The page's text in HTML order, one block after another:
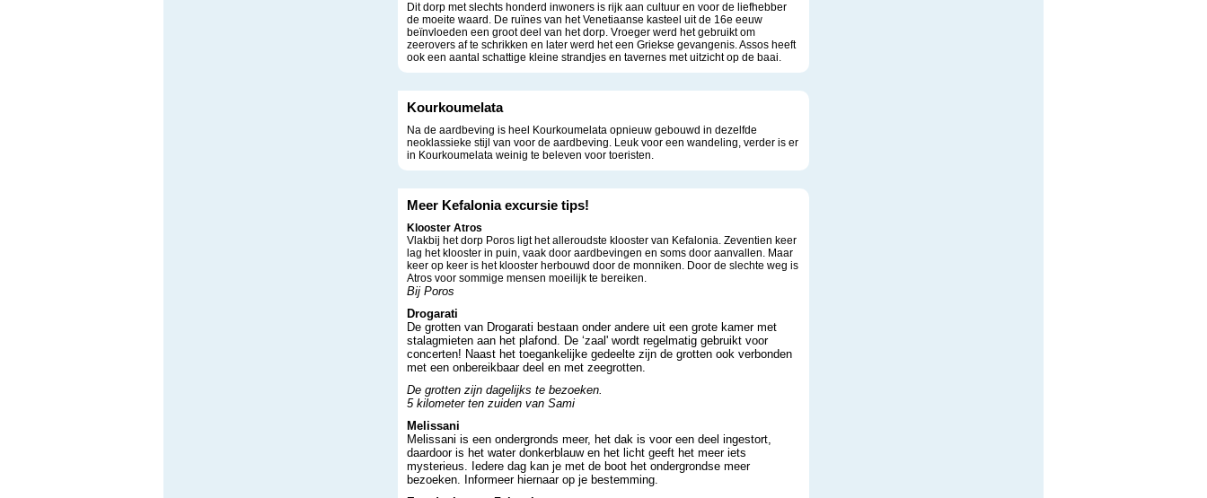
Dit dorp met slechts honderd inwoners is rijk aan cultuur en voor de liefhebber
de moeite waard. De ruïnes van het Venetiaanse kasteel uit de 16e eeuw
beïnvloeden een groot deel van het dorp. Vroeger werd het gebruikt om
zeerovers af te schrikken en later werd het een Griekse gevangenis. Assos heeft
ook een aantal schattige kleine strandjes en tavernes met uitzicht op de baai.
Kourkoumelata
Na de aardbeving is heel Kourkoumelata opnieuw gebouwd in dezelfde
neoklassieke stijl van voor de aardbeving. Leuk voor een wandeling, verder is er
in Kourkoumelata weinig te beleven voor toeristen.
Meer Kefalonia excursie tips!
Klooster Atros
Vlakbij het dorp Poros ligt het alleroudste klooster van Kefalonia. Zeventien keer
lag het klooster in puin, vaak door aardbevingen en soms door aanvallen. Maar
keer op keer is het klooster herbouwd door de monniken. Door de slechte weg is
Atros voor sommige mensen moeilijk te bereiken.
Bij Poros
Drogarati
De grotten van Drogarati bestaan onder andere uit een grote kamer met
stalagmieten aan het plafond. De ‘zaal' wordt regelmatig gebruikt voor
concerten! Naast het toegankelijke gedeelte zijn de grotten ook verbonden
met een onbereikbaar deel en met zeegrotten.
De grotten zijn dagelijks te bezoeken.
5 kilometer ten zuiden van Sami
Melissani
Melissani is een ondergronds meer, het dak is voor een deel ingestort,
daardoor is het water donkerblauw en het licht geeft het meer iets
mysterieus. Iedere dag kan je met de boot het ondergrondse meer
bezoeken. Informeer hiernaar op je bestemming.